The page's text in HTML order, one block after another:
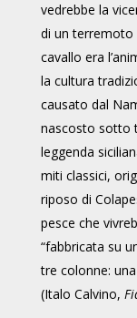
vedrebbe la
di un terremoto
cavallo era
la cultura
causato dal
nascosto sotto
leggenda
miti classici,
riposo di
pesce che
“fabbricata su
tre colonne:
(Italo Calvino,